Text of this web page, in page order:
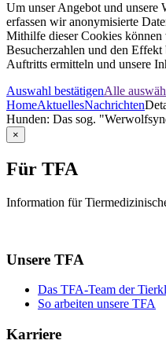
Um unser Angebot und unsere
erfassen wir anonymisierte
Mithilfe dieser Cookies können
Besucherzahlen und den Effekt
Auftritts ermitteln und unsere
Auswahl bestätigenAlle
HomeAktuellesNachrichten
Hunden: Das sog.
×
Für TFA
Information für
Unsere TFA
Das TFA-Team der
So arbeiten unsere TFA
Karriere